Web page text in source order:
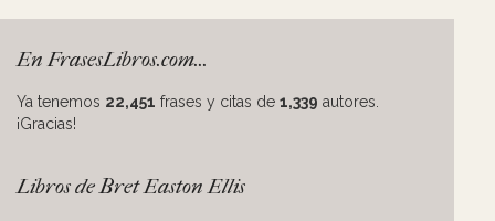
En FrasesLibros.com...
Ya tenemos 22,451 frases y citas de 1,339 autores.
¡Gracias!
Libros de Bret Easton Ellis